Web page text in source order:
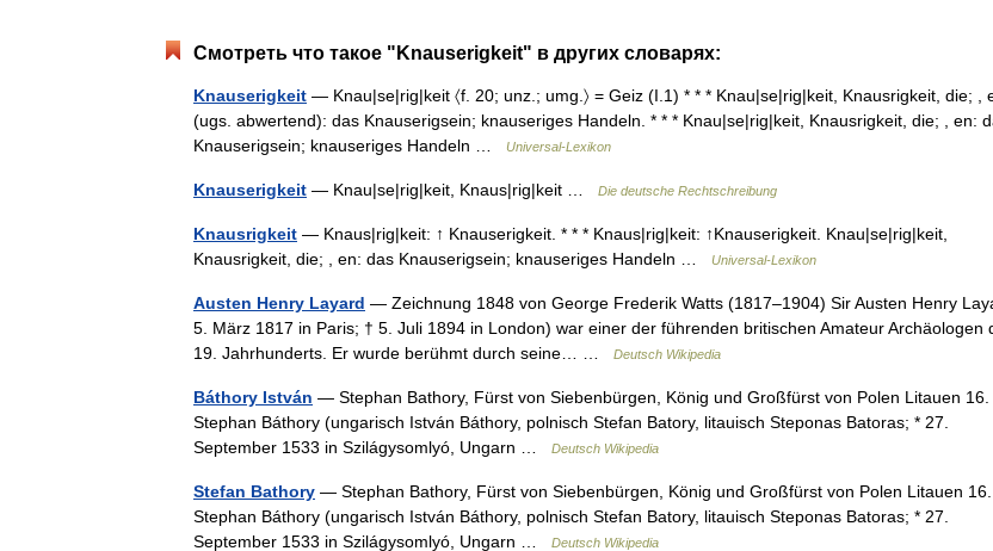
Смотреть что такое "Knauserigkeit" в других словарях:
Knauserigkeit — Knau|se|rig|keit 〈f. 20; unz.; umg.〉 = Geiz (I.1) * * * Knau|se|rig|keit, Knausrigkeit, die; ,
(ugs. abwertend): das Knauserigsein; knauseriges Handeln. * * * Knau|se|rig|keit, Knausrigkeit, die; , en:
Knauserigsein; knauseriges Handeln …
Universal-Lexikon
Knauserigkeit — Knau|se|rig|keit, Knaus|rig|keit … Die deutsche Rechtschreibung
Knausrigkeit — Knaus|rig|keit: ↑ Knauserigkeit. * * * Knaus|rig|keit: ↑Knauserigkeit. Knau|se|rig|keit,
Knausrigkeit, die; , en: das Knauserigsein; knauseriges Handeln …
Universal-Lexikon
Austen Henry Layard — Zeichnung 1848 von George Frederik Watts (1817–1904) Sir Austen Henry
5. März 1817 in Paris; † 5. Juli 1894 in London) war einer der führenden britischen Amateur Archäologen
19. Jahrhunderts. Er wurde berühmt durch seine… …
Deutsch Wikipedia
Báthory István — Stephan Bathory, Fürst von Siebenbürgen, König und Großfürst von Polen Litauen 16.
Stephan Báthory (ungarisch István Báthory, polnisch Stefan Batory, litauisch Steponas Batoras; * 27.
September 1533 in Szilágysomlyó, Ungarn …
Deutsch Wikipedia
Stefan Bathory — Stephan Bathory, Fürst von Siebenbürgen, König und Großfürst von Polen Litauen 16.
Stephan Báthory (ungarisch István Báthory, polnisch Stefan Batory, litauisch Steponas Batoras; * 27.
September 1533 in Szilágysomlyó, Ungarn …
Deutsch Wikipedia